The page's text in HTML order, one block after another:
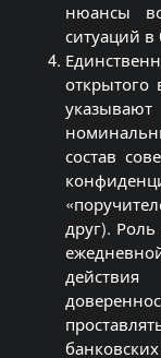
нюансы
ситуаций
состав
друг).